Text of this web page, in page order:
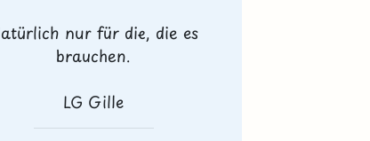
nur für die, die es
brauchen.
LG Gille